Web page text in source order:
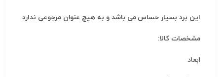
این برد بسیار حساس می باشد و به هیچ عنوان مرجوعی ندارد
مشخصات کالا:
ابعاد